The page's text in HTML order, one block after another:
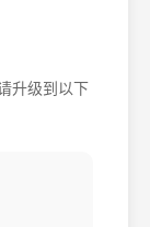
升级到以下